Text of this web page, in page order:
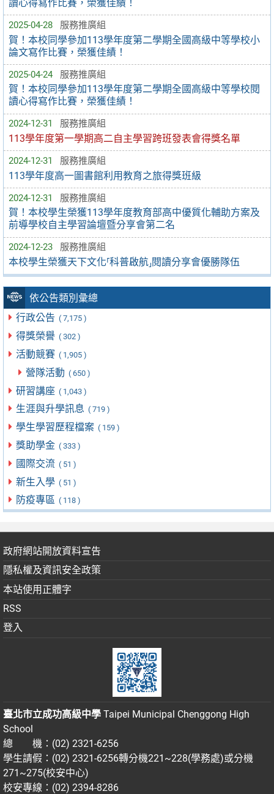
讀心得寫作比賽，榮獲佳績！
2025-04-28 服務推廣組
賀！本校同學參加113學年度第二學期全國高級中等學校小
論文寫作比賽，榮獲佳績！
2025-04-24 服務推廣組
賀！本校同學參加113學年度第二學期全國高級中等學校閱
讀心得寫作比賽，榮獲佳績！
2024-12-31 服務推廣組
113學年度第一學期高二自主學習跨班發表會得獎名單
2024-12-31 服務推廣組
113學年度高一圖書館利用教育之旅得獎班級
2024-12-31 服務推廣組
賀！本校學生榮獲113學年度教育部高中優質化輔助方案及
前導學校自主學習論壇暨分享會第二名
2024-12-23 服務推廣組
本校學生榮獲天下文化⸢科普啟航⸥閱讀分享會優勝隊伍
依公告類別彙總
行政公告 ( 7,175 )
得獎榮譽 ( 302 )
活動競賽 ( 1,905 )
營隊活動 ( 650 )
研習講座 ( 1,043 )
生涯與升學訊息 ( 719 )
學生學習歷程檔案 ( 159 )
獎助學金 ( 333 )
國際交流 ( 51 )
新生入學 ( 51 )
防疫專區 ( 118 )
政府網站開放資料宣告
隱私權及資訊安全政策
本站使用正體字
RSS
登入
臺北市立成功高級中學 Taipei Municipal Chenggong High
School
總 機：(02) 2321-6256
學生請假：(02) 2321-6256轉分機221~228(學務處)或分機
271~275(校安中心)
校安專線：(02) 2394-8286